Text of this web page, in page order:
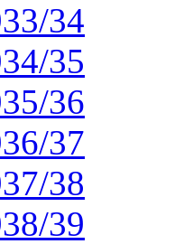
34
35
36
37
38
39